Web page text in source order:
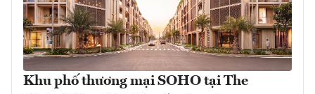
Khu phố thương mại SOHO tại The